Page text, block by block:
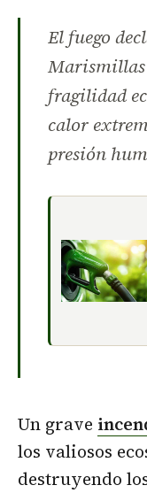
El fuego
Marismillas
fragilidad
calor
presión
Un grave
los valiosos
destruyendo